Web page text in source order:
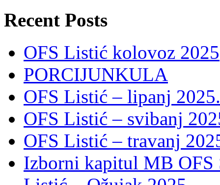
Recent Posts
OFS Listić kolovoz 2025
PORCIJUNKULA
OFS Listić – lipanj 2025.
OFS Listić – svibanj
OFS Listić – travanj
Izborni kapitul MB OFS